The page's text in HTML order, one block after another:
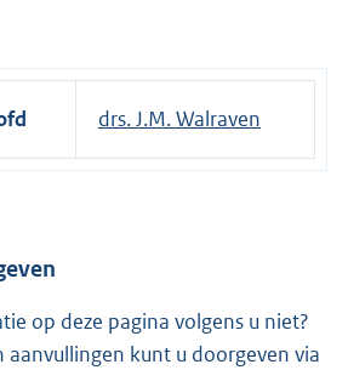
drs. J.M. Walraven
op deze pagina volgens u niet?
aanvullingen kunt u doorgeven via